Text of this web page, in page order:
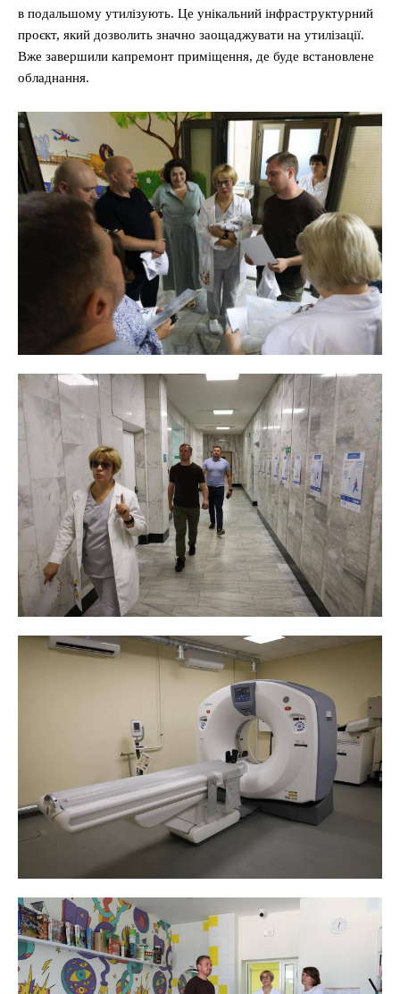
в подальшому утилізують. Це унікальний інфраструктурний
проєкт, який дозволить значно заощаджувати на утилізації.
Вже завершили капремонт приміщення, де буде встановлене
обладнання.